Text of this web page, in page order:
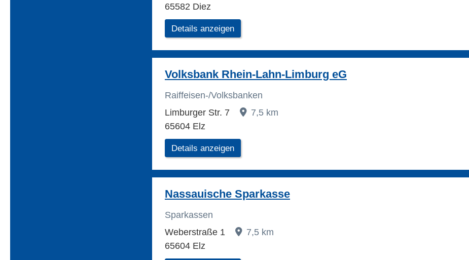
65582 Diez
Details anzeigen
Volksbank Rhein-Lahn-Limburg eG
Raiffeisen-/Volksbanken
Limburger Str. 7
7,5 km
65604 Elz
Details anzeigen
Nassauische Sparkasse
Sparkassen
Weberstraße 1
7,5 km
65604 Elz